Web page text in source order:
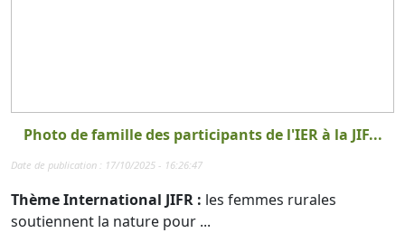
Photo de famille des participants de l'IER à la JIF...
Date de publication : 17/10/2025 - 16:26:47
Thème International JIFR : les femmes rurales
soutiennent la nature pour ...